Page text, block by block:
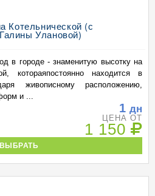
Котельнической (с
Улановой)
в городе - знаменитую высотку на
котораяпостоянно находится в
живописному расположению,
и ...
1 дн
ЦЕНА ОТ
1 150
ВЫБРАТЬ